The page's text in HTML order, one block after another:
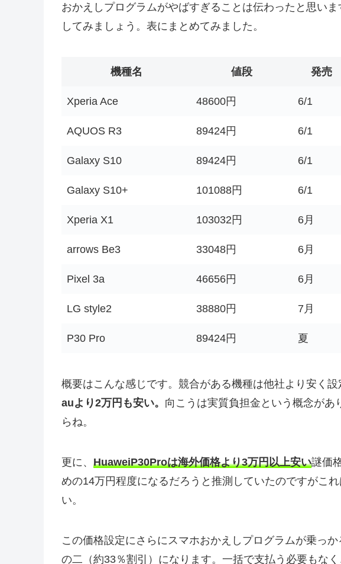
おかえしプログラムがやばすぎることは伝わったと思い
してみましょう。表にまとめてみました。
機種名 値段 発売
Xperia Ace 48600円 6/1
AQUOS R3 89424円 6/1
Galaxy S10 89424円 6/1
Galaxy S10+ 101088円 6/1
Xperia X1 103032円 6月
arrows Be3 33048円 6月
Pixel 3a 46656円 6月
LG style2 38880円 7月
P30 Pro 89424円 夏
概要はこんな感じです。競合がある機種は他社より安く設
auより2万円も安い。 向こうは実質負担金という概念が
らね。
更に、 HuaweiP30Proは海外価格より3万円以上安い謎価
めの14万円程度になるだろうと推測していたのですがこ
い。
この価格設定にさらにスマホおかえしプログラムが乗っ
の二（約33％割引）になります。一括で支払う必要もな